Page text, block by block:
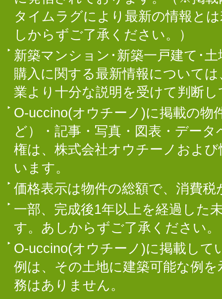
タイムラグにより最新の情報と
しからずご了承ください。）
新築マンション･新築一戸建て･
購入に関する最新情報について
業より十分な説明を受けて判断
O-uccino(オウチーノ)に掲載の物
ど）・記事・写真・図表・デー
権は、株式会社オウチーノおよ
います。
価格表示は物件の総額で、消費
一部、完成後1年以上を経過した
す。あしからずご了承ください。
O-uccino(オウチーノ)に掲載して
例は、その土地に建築可能な例
務はありません。